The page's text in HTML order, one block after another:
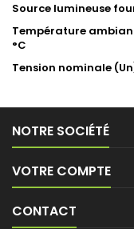
Source lumineuse
Température
°C
Tension nominale
NOTRE SOCIÉTÉ
VOTRE COMPTE
CONTACT